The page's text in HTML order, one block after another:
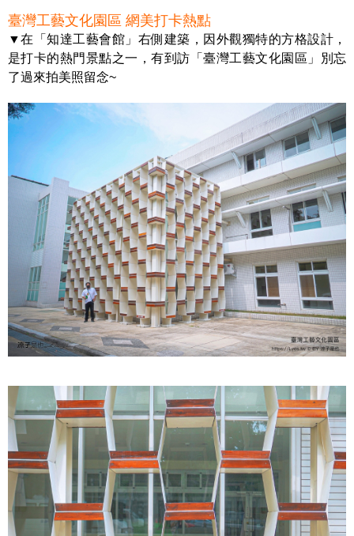
臺灣工藝文化園區 網美打卡熱點
▼在「知達工藝會館」右側建築，因外觀獨特的方格設計，
是打卡的熱門景點之一，有到訪「臺灣工藝文化園區」別忘
了過來拍美照留念~